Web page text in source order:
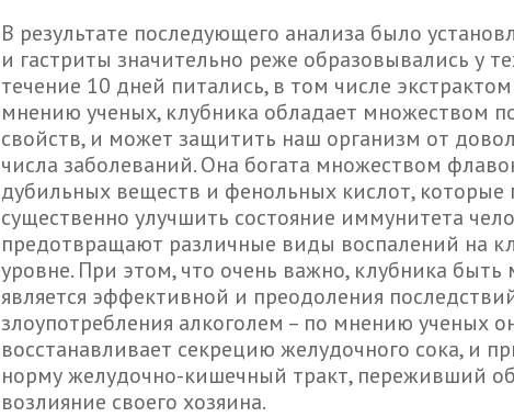
В результате последующего анализа было
и гастриты значительно реже образовывались у
течение 10 дней питались, в том числе
мнению ученых, клубника обладает множеством
свойств, и может защитить наш организм от
числа заболеваний. Она богата множеством
дубильных веществ и фенольных кислот, которые
существенно улучшить состояние иммунитета
предотвращают различные виды воспалений на
уровне. При этом, что очень важно, клубника быть
является эффективной и преодоления
злоупотребления алкоголем – по мнению ученых
восстанавливает секрецию желудочного сока, и
норму желудочно-кишечный тракт, переживший
возлияние своего хозяина.